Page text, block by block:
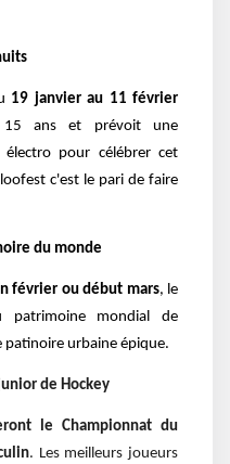
19 janvier au 11 février
ans et prévoit une
pour célébrer cet
c'est le pari de faire
du monde
février ou début mars, le
patrimoine mondial de
patinoire urbaine épique.
de Hockey
le Championnat du
. Les meilleurs joueurs